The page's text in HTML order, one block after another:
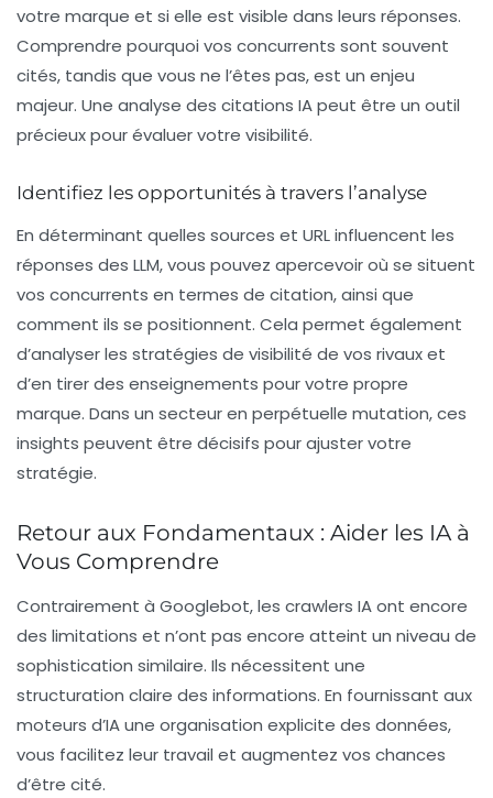
votre marque et si elle est visible dans leurs réponses.
Comprendre pourquoi vos concurrents sont souvent
cités, tandis que vous ne l’êtes pas, est un enjeu
majeur. Une analyse des citations IA peut être un outil
précieux pour évaluer votre visibilité.
Identifiez les opportunités à travers l’analyse
En déterminant quelles sources et URL influencent les
réponses des LLM, vous pouvez apercevoir où se situent
vos concurrents en termes de citation, ainsi que
comment ils se positionnent. Cela permet également
d’analyser les stratégies de visibilité de vos rivaux et
d’en tirer des enseignements pour votre propre
marque. Dans un secteur en perpétuelle mutation, ces
insights peuvent être décisifs pour ajuster votre
stratégie.
Retour aux Fondamentaux : Aider les IA à
Vous Comprendre
Contrairement à Googlebot, les crawlers IA ont encore
des limitations et n’ont pas encore atteint un niveau de
sophistication similaire. Ils nécessitent une
structuration claire des informations. En fournissant aux
moteurs d’IA une organisation explicite des données,
vous facilitez leur travail et augmentez vos chances
d’être cité.